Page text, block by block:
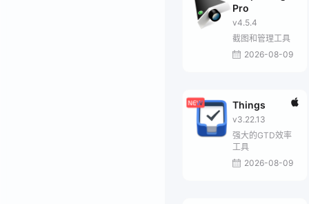
Pro
v4.5.4
截图和管理工具
2026-08-09
Things
v3.22.13
强大的GTD效率
工具
2026-08-09